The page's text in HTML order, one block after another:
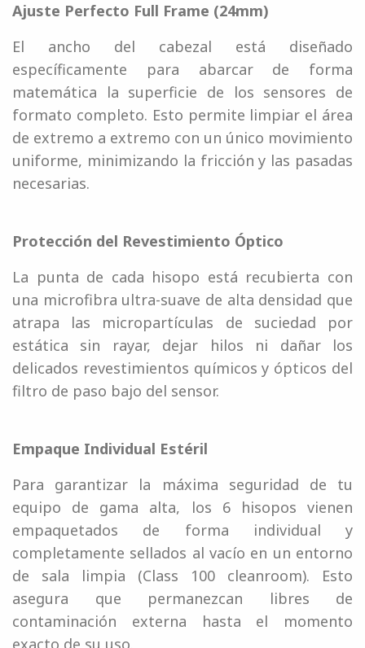
Ajuste Perfecto Full Frame (24mm)
El ancho del cabezal está diseñado
específicamente para abarcar de forma
matemática la superficie de los sensores de
formato completo. Esto permite limpiar el área
de extremo a extremo con un único movimiento
uniforme, minimizando la fricción y las pasadas
necesarias.
Protección del Revestimiento Óptico
La punta de cada hisopo está recubierta con
una microfibra ultra-suave de alta densidad que
atrapa las micropartículas de suciedad por
estática sin rayar, dejar hilos ni dañar los
delicados revestimientos químicos y ópticos del
filtro de paso bajo del sensor.
Empaque Individual Estéril
Para garantizar la máxima seguridad de tu
equipo de gama alta, los 6 hisopos vienen
empaquetados de forma individual y
completamente sellados al vacío en un entorno
de sala limpia (Class 100 cleanroom). Esto
asegura que permanezcan libres de
contaminación externa hasta el momento
exacto de su uso.